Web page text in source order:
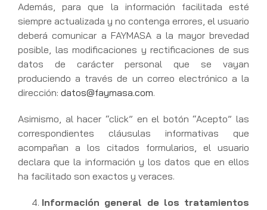
Además, para que la información facilitada esté
siempre actualizada y no contenga errores, el usuario
deberá comunicar a FAYMASA a la mayor brevedad
posible, las modificaciones y rectificaciones de sus
datos de carácter personal que se vayan
produciendo a través de un correo electrónico a la
dirección: datos@faymasa.com.
Asimismo, al hacer “click” en el botón “Acepto” las
correspondientes cláusulas informativas que
acompañan a los citados formularios, el usuario
declara que la información y los datos que en ellos
ha facilitado son exactos y veraces.
Información general de los tratamientos